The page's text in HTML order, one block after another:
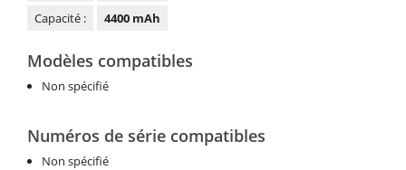
Capacité : 4400 mAh
Modèles compatibles
Non spécifié
Numéros de série compatibles
Non spécifié